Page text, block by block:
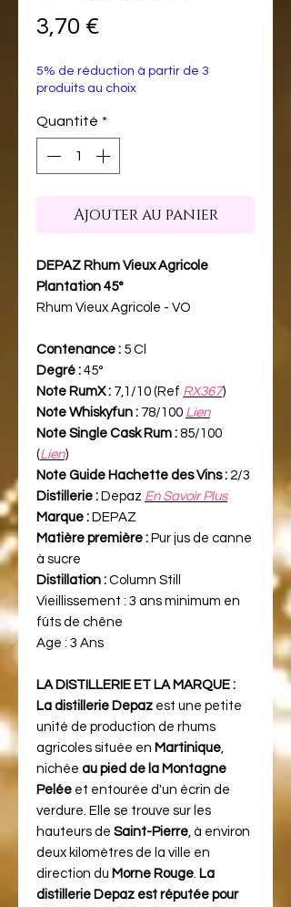
3,70 €
5% de réduction à partir de 3
produits au choix
Quantité *
Ajouter au panier
DEPAZ Rhum Vieux Agricole
Plantation 45°
Rhum Vieux Agricole - VO
Contenance : 5 Cl
Degré : 45°
Note RumX : 7,1/10 (Ref RX367)
Note Whiskyfun : 78/100 Lien
Note Single Cask Rum : 85/100
(Lien)
Note Guide Hachette des Vins : 2/3
Distillerie : Depaz En Savoir Plus
Marque : DEPAZ
Matière première : Pur jus de canne
à sucre
Distillation : Column Still
Vieillissement : 3 ans minimum en
fûts de chêne
Age : 3 Ans
LA DISTILLERIE ET LA MARQUE :
La distillerie Depaz est une petite
unité de production de rhums
agricoles située en Martinique
nichée au pied de la Montagne
Pelée et entourée d'un écrin de
verdure. Elle se trouve sur les
hauteurs de Saint-Pierre , à environ
deux kilomètres de la ville en
direction du Morne Rouge La
distillerie Depaz est réputée pour